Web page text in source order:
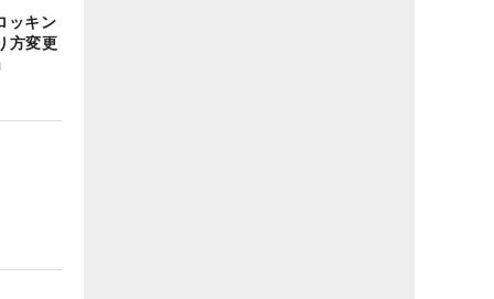
ッキン
方変更